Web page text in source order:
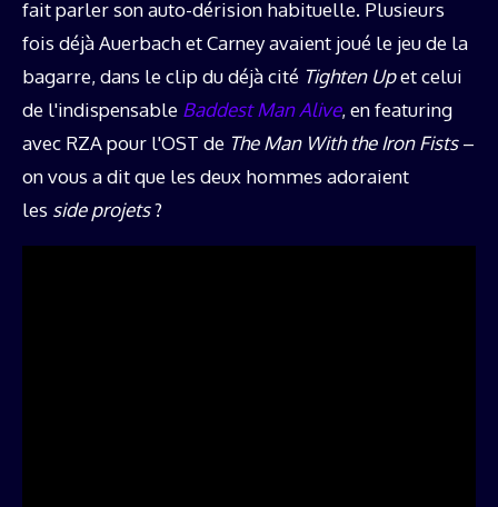
fait parler son auto-dérision habituelle. Plusieurs
fois déjà Auerbach et Carney avaient joué le jeu de la
bagarre, dans le clip du déjà cité Tighten Upet celui
de l'indispensable Baddest Man Alive, en featuring
avec RZA pour l'OST de The Man With the Iron Fists–
on vous a dit que les deux hommes adoraient
les side projets?